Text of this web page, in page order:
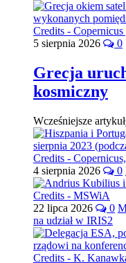
5 sierpnia 2026 0
Grecja
kosmiczny
Wcześniejsze
4 sierpnia 2026 0
22 lipca 2026 0
na udział w IRIS2